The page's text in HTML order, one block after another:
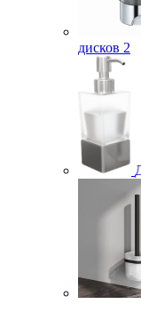
дисков 2